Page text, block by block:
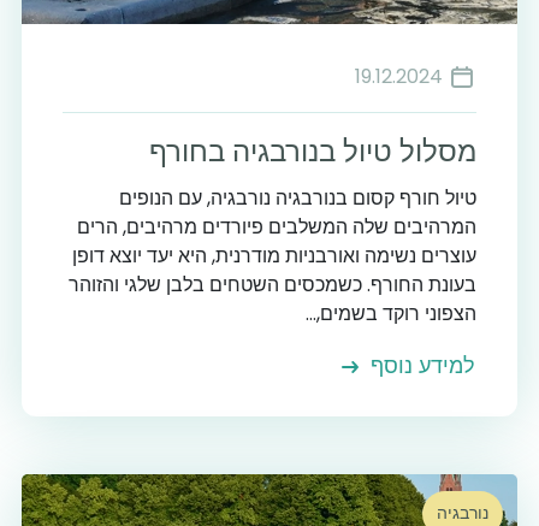
19.12.2024
מסלול טיול בנורבגיה בחורף
טיול חורף קסום בנורבגיה נורבגיה, עם הנופים
המרהיבים שלה המשלבים פיורדים מרהיבים, הרים
עוצרים נשימה ואורבניות מודרנית, היא יעד יוצא דופן
בעונת החורף. כשמכסים השטחים בלבן שלגי והזוהר
הצפוני רוקד בשמים,...
למידע נוסף
נורבגיה